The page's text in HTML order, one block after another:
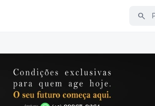
search